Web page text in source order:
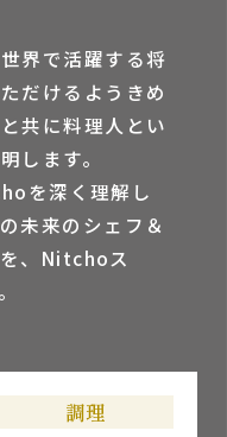
界で活躍する将
だけるようきめ
共に料理⼈とい
します。
を深く理解し
未来のシェフ＆
、Nitchoス
調理